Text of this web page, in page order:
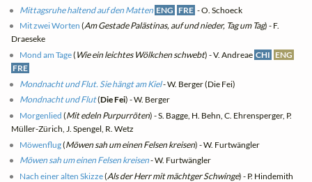
Mittagsruhe haltend auf den Matten ENG FRE - O. Schoeck
Mit zwei Worten (Am Gestade Palästinas, auf und nieder, Tag um Tag) - F.
Draeseke
Mond am Tage( Wie ein leichtes Wölkchen schwebt) - V. Andreae CHI ENG
FRE
Mondnacht und Flut. Sie hängt am Kiel- W. Berger (Die Fei)
Mondnacht und Flut(Die Fei) - W. Berger
Morgenlied (Mit edeln Purpurröten) - S. Bagge, H. Behn, C. Ehrensperger, P.
Müller-Zürich, J. Spengel, R. Wetz
Möwenflug(Möwen sah um einen Felsen kreisen) - W. Furtwängler
Möwen sah um einen Felsen kreisen- W. Furtwängler
Nach einer alten Skizze(Als der Herr mit mächtger Schwinge) - P. Hindemith